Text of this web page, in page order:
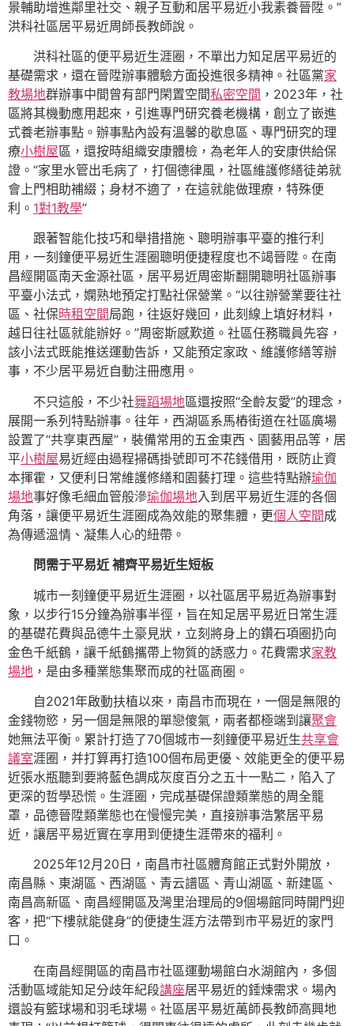
景輔助增進鄰里社交、親子互動和居平易近小我素養晉陞。”
洪科社區居平易近周師長教師說。
洪科社區的便平易近生涯圈，不單出力知足居平易近的
基礎需求，還在晉陞辦事體驗方面投進很多精神。社區黨家
教場地群辦事中間曾有部門閑置空間私密空間 ，2023年，社
區將其機動應用起來，引進專門研究養老機構，創立了嵌進
式養老辦事點。辦事點內設有溫馨的歇息區、專門研究的理
療小樹屋區，還按時組織安康體檢，為老年人的安康供給保
證。“家里水管出毛病了，打個德律風，社區維護修繕徒弟就
會上門相助補綴；身材不適了，在這就能做理療，特殊便
利。 1對1教學”
跟著智能化技巧和舉措措施、聰明辦事平臺的推行利
用，一刻鐘便平易近生涯圈聰明便捷程度也不竭晉陞。在南
昌經開區南天金源社區，居平易近周密斯翻開聰明社區辦事
平臺小法式，嫻熟地預定打點社保營業。“以往辦營業要往社
區、社保時租空間局跑，往返好幾回，此刻線上填好材料，
越日往社區就能辦好。”周密斯感歎道。社區任務職員先容，
該小法式既能推送運動告訴，又能預定家政、維護修繕等辦
事，不少居平易近自動注冊應用。
不只這般，不少社舞蹈場地區還按照“全齡友愛”的理念，
展開一系列特點辦事。往年，西湖區系馬樁街道在社區廣場
設置了“共享東西屋”，裝備常用的五金東西、園藝用品等，居
平小樹屋易近經由過程掃碼掛號即可不花錢借用，既防止資
本揮霍，又便利日常維護修繕和園藝打理。這些特點辦瑜伽
場地事好像毛細血管般滲瑜伽場地入到居平易近生涯的各個
角落，讓便平易近生涯圈成為效能的聚集體，更個人空間成
為傳遞溫情、凝集人心的紐帶。
問需于平易近 補齊平易近生短板
城市一刻鐘便平易近生涯圈，以社區居平易近為辦事對
象，以步行15分鐘為辦事半徑，旨在知足居平易近日常生涯
的基礎花費與品德牛土豪見狀，立刻將身上的鑽石項圈扔向
金色千紙鶴，讓千紙鶴攜帶上物質的誘惑力。花費需求家教
場地 ，是由多種業態集聚而成的社區商圈。
自2021年啟動扶植以來，南昌市而現在，一個是無限的
金錢物慾，另一個是無限的單戀傻氣，兩者都極端到讓聚會
她無法平衡。累計打造了70個城市一刻鐘便平易近生共享會
議室涯圈，并打算再打造100個布局更優、效能更全的便平易
近張水瓶聽到要將藍色調成灰度百分之五十一點二，陷入了
更深的哲學恐慌。生涯圈，完成基礎保證類業態的周全籠
罩，品德晉陞類業態也在慢慢完美，直接辦事浩繁居平易
近，讓居平易近實在享用到便捷生涯帶來的福利。
2025年12月20日，南昌市社區體育館正式對外開放，
南昌縣、東湖區、西湖區、青云譜區、青山湖區、新建區、
南昌高新區、南昌經開區及灣里治理局的9個場館同時開門迎
客，把“下樓就能健身”的便捷生涯方法帶到市平易近的家門
口。
在南昌經開區的南昌市社區運動場館白水湖館內，多個
活動區域能知足分歧年紀段講座居平易近的錘煉需求。場內
還設有籃球場和羽毛球場。社區居平易近萬師長教師高興地